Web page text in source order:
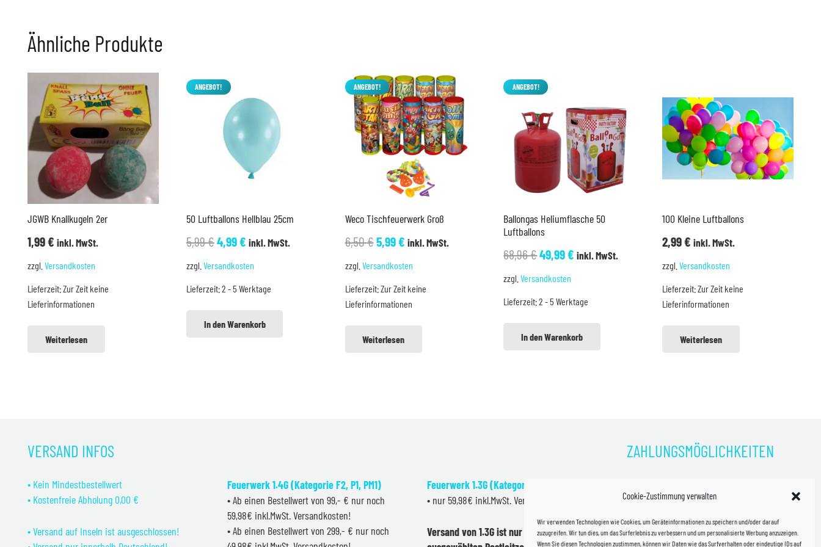
Cookie-Zustimmung verwalten
Wir verwenden Technologien wie Cookies, um Geräteinformationen zu speichern und/oder darauf
zuzugreifen. Wir tun dies, um das Surferlebnis zu verbessern und um personalisierte Werbung anzuzeigen.
Wenn Sie diesen Technologien zustimmen, können wir Daten wie das Surfverhalten oder eindeutige IDs auf
Ähnliche Produkte
JGWB Knallkugeln 2er
1,99€ inkl. MwSt.
zzgl. Versandkosten
Lieferzeit:Zur Zeit keine
Lieferinformationen
Weiterlesen
ANGEBOT!
50 Luftballons Hellblau 25cm
5,99€Ursprünglicher
Preis
5,99 €
4,99€Aktueller
4,99 €.
inkl. MwSt.
zzgl. Versandkosten
Lieferzeit:2 - 5 Werktage
In den Warenkorb
ANGEBOT!
Weco Tischfeuerwerk Groß
6,50€Ursprünglicher
Preis
6,50 €
5,99€Aktueller
5,99 €.
inkl. MwSt.
zzgl. Versandkosten
Lieferzeit:Zur Zeit keine
Lieferinformationen
Weiterlesen
ANGEBOT!
Ballongas Heliumflasche 50
Luftballons
68,96€Ursprünglicher
Preis
68,96 €
49,99€Aktueller
49,99 €.
inkl. MwSt.
zzgl.Versandkosten
Lieferzeit:2 - 5 Werktage
In den Warenkorb
100 Kleine Luftballons
2,99€ inkl. MwSt.
zzgl.Versandkosten
Lieferzeit:Zur Zeit keine
Lieferinformationen
Weiterlesen
VERSAND INFOS
• Kein Mindestbestellwert
• Kostenfreie Abholung 0,00 €
• Versand auf Inseln ist ausgeschlossen!
Feuerwerk 1.4G (Kategorie F2, P1, PM1)
• Ab einen Bestellwert von 99,- € nur noch
59,98€ inkl.MwSt. Versandkosten!
• Ab einen Bestellwert von 299,- € nur noch
Feuerwerk 1.3G (Kategorie F2)
• nur 59,98€ inkl.MwSt. Versandkosten!
Versand von 1.3G ist nur innerhalb
ZAHLUNGSMÖGLICHKEITEN